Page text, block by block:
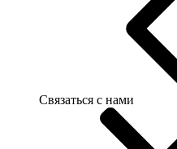
Связаться с нами